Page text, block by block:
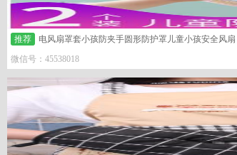
推荐
电风扇罩套小孩防夹手圆形防护罩儿童小孩安全风扇
微信号：45538018